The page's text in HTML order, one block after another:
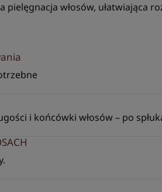
pielęgnacja włosów, ułatwiająca
i końcówki włosów – po